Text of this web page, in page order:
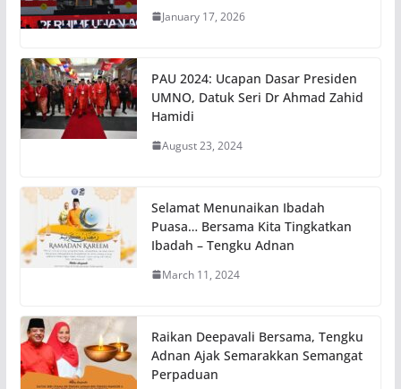
January 17, 2026
PAU 2024: Ucapan Dasar Presiden
UMNO, Datuk Seri Dr Ahmad Zahid
Hamidi
August 23, 2024
Selamat Menunaikan Ibadah
Puasa… Bersama Kita Tingkatkan
Ibadah – Tengku Adnan
March 11, 2024
Raikan Deepavali Bersama, Tengku
Adnan Ajak Semarakkan Semangat
Perpaduan